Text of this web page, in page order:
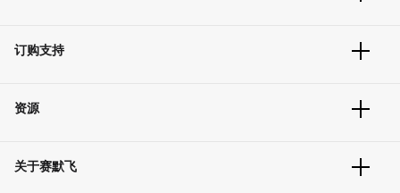
大宗订制
订购支持
联系我们
隐私政策
资源
促销信息
关于赛默飞